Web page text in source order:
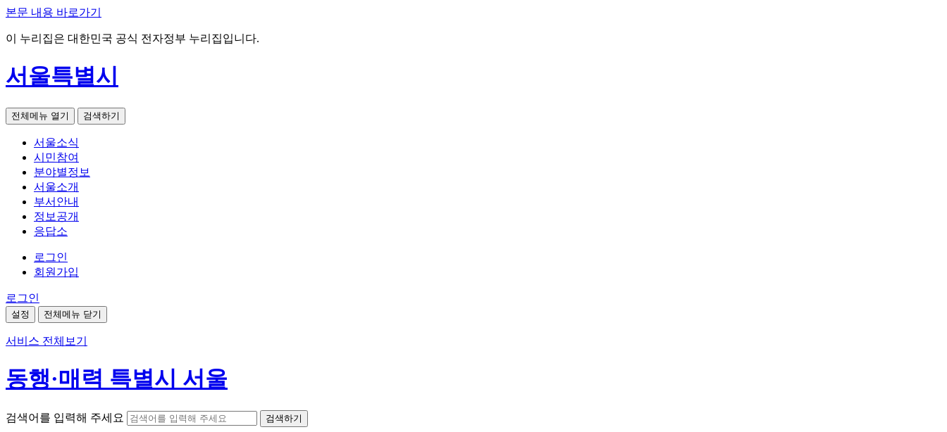
본문 내용 바로가기
이 누리집은 대한민국 공식 전자정부 누리집입니다.
서울특별시
전체메뉴 열기 검색하기
서울소식
시민참여
분야별정보
서울소개
부서안내
정보공개
응답소
로그인
회원가입
로그인
설정 전체메뉴 닫기
서비스 전체보기
동행·매력 특별시 서울
검색어를 입력해 주세요 검색하기